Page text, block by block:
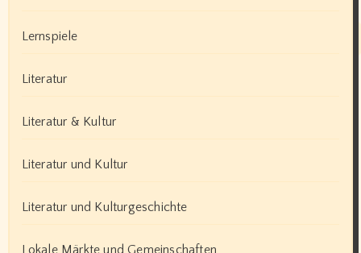
Lernspiele
Literatur
Literatur & Kultur
Literatur und Kultur
Literatur und Kulturgeschichte
Lokale Märkte und Gemeinschaften